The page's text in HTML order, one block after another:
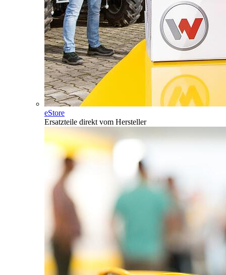
eStore
Ersatzteile direkt vom Hersteller